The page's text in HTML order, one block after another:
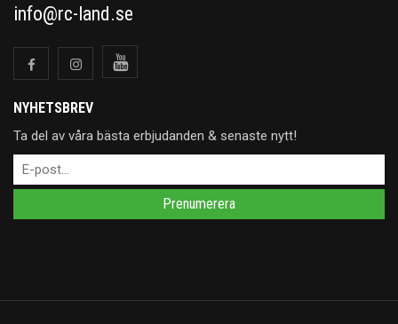
info@rc-land.se
NYHETSBREV
Ta del av våra bästa erbjudanden & senaste nytt!
Prenumerera